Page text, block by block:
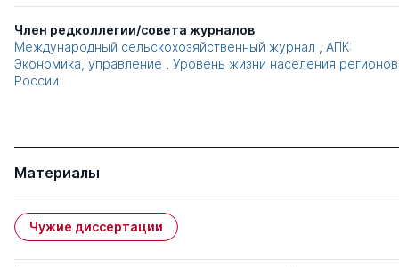
Член редколлегии/совета журналов
Международный сельскохозяйственный журнал
АПК:
Экономика, управление
Уровень жизни населения регионов
России
Материалы
Чужие диссертации